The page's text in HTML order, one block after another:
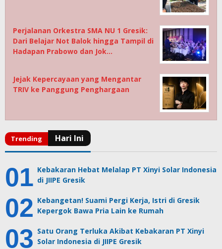
Perjalanan Orkestra SMA NU 1 Gresik:
Dari Belajar Not Balok hingga Tampil di
Hadapan Prabowo dan Jok…
Jejak Kepercayaan yang Mengantar
TRIV ke Panggung Penghargaan
Kebakaran Hebat Melalap PT Xinyi Solar Indonesia
di JIIPE Gresik
Kebangetan! Suami Pergi Kerja, Istri di Gresik
Kepergok Bawa Pria Lain ke Rumah
Satu Orang Terluka Akibat Kebakaran PT Xinyi
Solar Indonesia di JIIPE Gresik